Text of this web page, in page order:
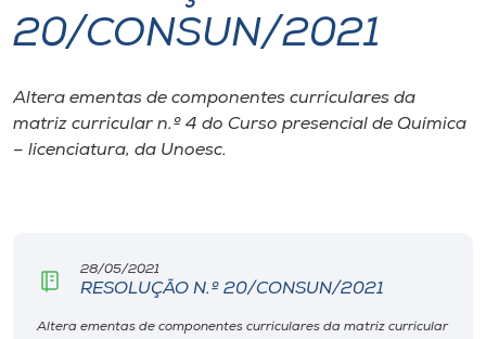
I.nova
Diplomados
20/CONSUN/2021
Altera ementas de componentes curriculares da
matriz curricular n.º 4 do Curso presencial de Química
– licenciatura, da Unoesc.
28/05/2021
RESOLUÇÃO N.º 20/CONSUN/2021
Altera ementas de componentes curriculares da matriz curricular